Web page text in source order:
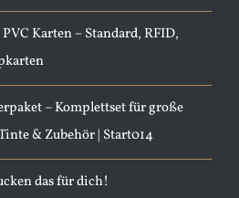
Karten – Standard, RFID,
– Komplettset für große
& Zubehör | Start014
das für dich!